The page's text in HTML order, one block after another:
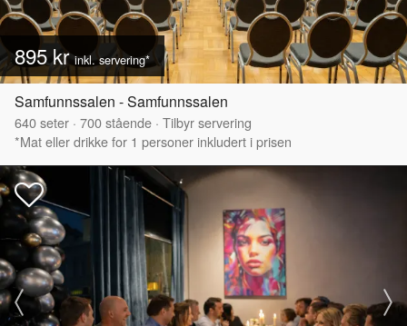
895 krinkl. servering*
Samfunnssalen - Samfunnssalen
640seter · 700stående · Tilbyr servering
*Mat eller drikke for 1 personer inkludert i prisen